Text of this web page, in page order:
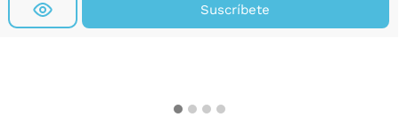
Suscríbete